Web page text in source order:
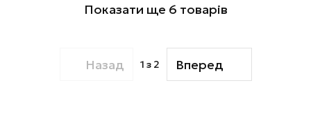
Показати ще 6 товарів
Назад 1 з 2 Вперед